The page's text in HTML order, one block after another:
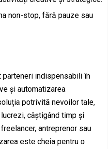
non-stop, fără pauze sau
indispensabili în
și automatizarea
potrivită nevoilor tale,
câștigând timp și
antreprenor sau
este cheia pentru o